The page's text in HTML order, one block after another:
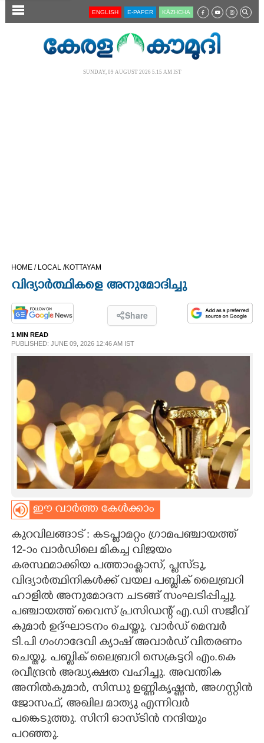
SECTIONS
OPINION
PHOTOS
LIFESTYLE
SPIRITUAL
INFO+
ART
ASTRO
CARTOONS
LITERATURE
ZOOM
ENGLISH E-PAPER KĀZHCHA
SUNDAY, 09 AUGUST 2026 5.15 AM IST
HOME / LOCAL /KOTTAYAM
വിദ്യാർത്ഥികളെ അനുമോദിച്ചു
Share
1 MIN READ
PUBLISHED: JUNE 09, 2026 12:46 AM IST
ഈ വാർത്ത കേൾക്കാം
കുറവിലങ്ങാട് : കടപ്ലാമറ്റം ഗ്രാമപഞ്ചായത്ത്
12-ാം വാർഡിലെ മികച്ച വിജയം
കരസ്ഥമാക്കിയ പത്താംക്ലാസ്, പ്ലസ്ടു,
വിദ്യാർത്ഥിനികൾക്ക് വയല പബ്ലിക് ലൈബ്രറി
ഹാളിൽ അനുമോദന ചടങ്ങ് സംഘടിപ്പിച്ചു.
പഞ്ചായത്ത് വൈസ് പ്രസിഡന്റ് എ.ഡി സജീവ്
കുമാർ ഉദ്ഘാടനം ചെയ്തു. വാർഡ് മെമ്പർ
ടി.പി ഗംഗാദേവി ക്യാഷ് അവാർഡ് വിതരണം
ചെയ്തു. പബ്ലിക് ലൈബ്രറി സെക്രട്ടറി എം.കെ
രവീന്ദ്രൻ അദ്ധ്യക്ഷത വഹിച്ചു. അവന്തിക
അനിൽകുമാർ, സിന്ധു ഉണ്ണികൃഷ്ണൻ, അഗസ്റ്റിൻ
ജോസഫ്, അഖില മാത്യു എന്നിവർ
പങ്കെടുത്തു. സിനി ഓസ്ടിൻ നന്ദിയും
പറഞ്ഞു.